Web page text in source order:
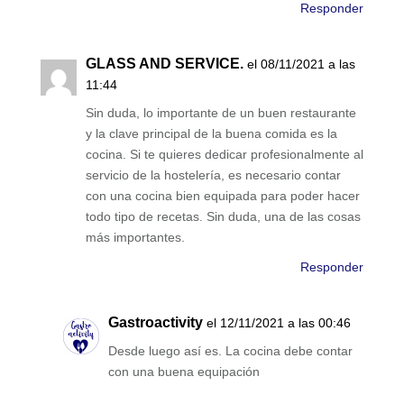
Responder
GLASS AND SERVICE. el 08/11/2021 a las
11:44
Sin duda, lo importante de un buen restaurante
y la clave principal de la buena comida es la
cocina. Si te quieres dedicar profesionalmente al
servicio de la hostelería, es necesario contar
con una cocina bien equipada para poder hacer
todo tipo de recetas. Sin duda, una de las cosas
más importantes.
Responder
Gastroactivity el 12/11/2021 a las 00:46
Desde luego así es. La cocina debe contar
con una buena equipación